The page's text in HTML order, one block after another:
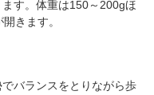
す。体重は150～200gほ
きます。
バランスをとりながら歩